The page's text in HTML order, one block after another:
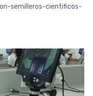
semilleros-cientificos-